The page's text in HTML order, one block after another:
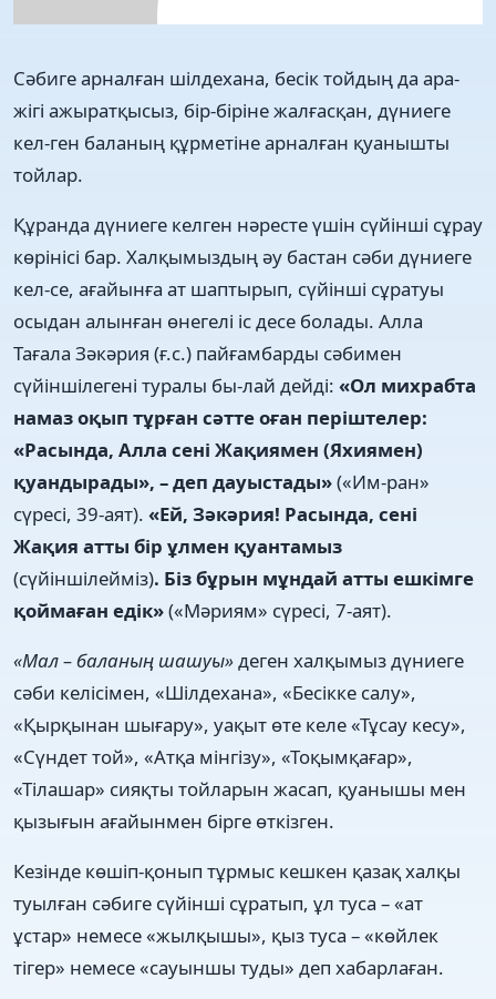
Сәбиге арналған шілдехана, бесік тойдың да ара-
жігі ажыратқысыз, бір-біріне жалғасқан, дүниеге
кел-ген баланың құрметіне арналған қуанышты
тойлар.
Құранда дүниеге келген нәресте үшін сүйінші сұрау
көрінісі бар. Халқымыздың әу бастан сәби дүниеге
кел-се, ағайынға ат шаптырып, сүйінші сұратуы
осыдан алынған өнегелі іс десе болады. Алла
Тағала Зәкәрия (ғ.с.) пайғамбарды сәбимен
сүйіншілегені туралы бы-лай дейді: «Ол михрабта
намаз оқып тұрған сәттеоған періштелер:
«Расында, Алла сені Жақиямен (Яхиямен)
қуандырады», – деп дауыстады»(«Им-ран»
сүресі, 39-аят). «Ей, Зәкәрия! Расында, сені
Жақия атты бір ұлмен қуантамыз
(сүйіншілейміз). Біз бұрын мұндай атты ешкімге
қоймаған едік»(«Мәриям» сүресі, 7-аят).
«Мал – баланың шашуы»деген халқымыз дүниеге
сәби келісімен, «Шілдехана», «Бесікке салу»,
«Қырқынан шығару», уақыт өте келе «Тұсау кесу»,
«Сүндет той», «Атқа мінгізу», «Тоқымқағар»,
«Тілашар» сияқты тойларын жасап, қуанышы мен
қызығын ағайынмен бірге өткізген.
Кезінде көшіп-қонып тұрмыс кешкен қазақ халқы
туылған сәбиге сүйінші сұратып, ұл туса – «ат
ұстар» немесе «жылқышы», қыз туса – «көйлек
тігер» немесе «сауыншы туды» деп хабарлаған.